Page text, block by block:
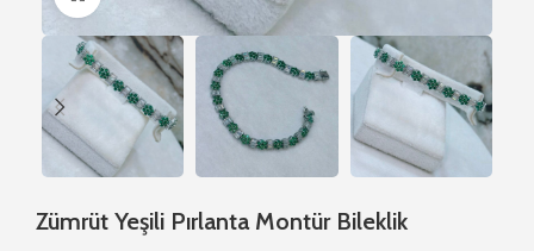
Zümrüt Yeşili Pırlanta Montür Bileklik